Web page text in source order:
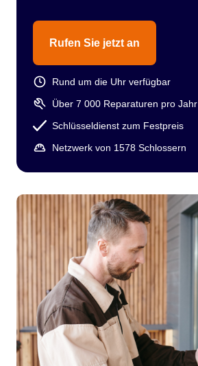
Rufen Sie jetzt an
Rund um die Uhr verfügbar
Über 7 000 Reparaturen pro Jahr
Schlüsseldienst zum Festpreis
Netzwerk von 1578 Schlossern